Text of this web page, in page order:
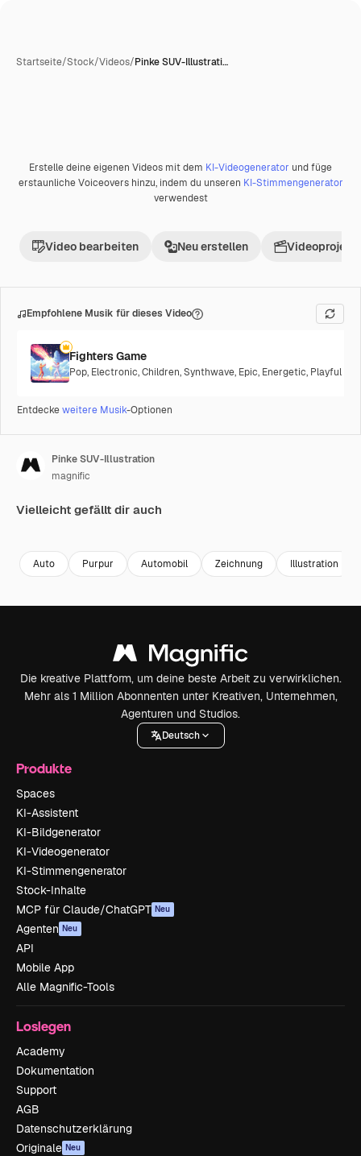
Startseite/Stock/Videos/Pinke SUV-Illustrati…
Erstelle deine eigenen Videos mit dem KI-Videogenerator und füge
erstaunliche Voiceovers hinzu, indem du unseren KI-Stimmengenerator
verwendest
Video bearbeiten Neu erstellen Videoprojekt
Empfohlene Musik für dieses Video
Fighters Game
Pop, Electronic,Children,Synthwave, Epic, Energetic, Playful
Entdeckeweitere Musik-Optionen
Pinke SUV-Illustration
magnific
Vielleicht gefällt dir auch
Auto Purpur Automobil Zeichnung Illustration
Die kreative Plattform, um deine beste Arbeit zu verwirklichen.
Mehr als 1 Million Abonnenten unter Kreativen, Unternehmen,
Agenturen und Studios.
Deutsch
Produkte
Spaces
KI-Assistent
KI-Bildgenerator
KI-Videogenerator
KI-Stimmengenerator
Stock-Inhalte
MCP für Claude/ChatGPT Neu
Agenten Neu
API
Mobile App
Alle Magnific-Tools
Loslegen
Academy
Dokumentation
Support
AGB
Datenschutzerklärung
Originale Neu